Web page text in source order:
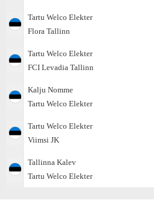
Tartu Welco Elekter
Flora Tallinn
Tartu Welco Elekter
FCI Levadia Tallinn
Kalju Nomme
Tartu Welco Elekter
Tartu Welco Elekter
Viimsi JK
Tallinna Kalev
Tartu Welco Elekter